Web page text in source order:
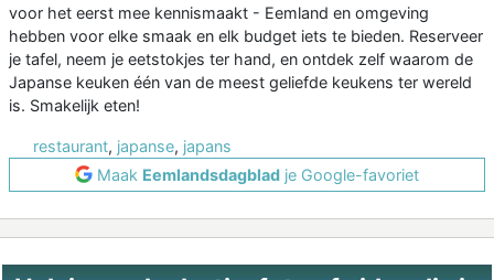
voor het eerst mee kennismaakt - Eemland en omgeving
hebben voor elke smaak en elk budget iets te bieden. Reserveer
je tafel, neem je eetstokjes ter hand, en ontdek zelf waarom de
Japanse keuken één van de meest geliefde keukens ter wereld
is. Smakelijk eten!
restaurant, japanse, japans
Maak Eemlandsdagblad je Google-favoriet